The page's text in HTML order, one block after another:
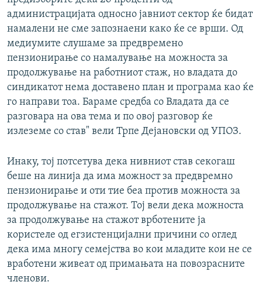
администрацијата односно јавниот сектор ќе бидат
намалени не сме запознаени како ќе се врши. Од
медиумите слушаме за предвремено
пензионирање со намалување на можноста за
продолжување на работниот стаж, но владата до
синдикатот нема доставено план и програма као ќе
го направи тоа. Бараме средба со Владата да се
разговара на ова тема и по овој разговор ќе
излеземе со став" вели Трпе Дејановски од УПОЗ.
Инаку, тој потсетува дека нивниот став секогаш
беше на линија да има можност за предвремно
пензионирање и оти тие беа против можноста за
продолжување на стажот. Тој вели дека можноста
за продолжување на стажот врботените ја
користеле од егзистенцијални причини со оглед
дека има многу семејства во кои младите кои не се
вработени живеат од примањата на повозрасните
членови.